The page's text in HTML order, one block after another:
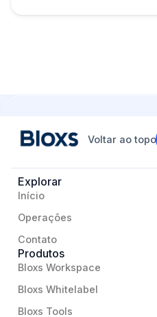
Voltar ao topo
Explorar
Início
Operações
Contato
Produtos
Bloxs Workspace
Bloxs Whitelabel
Bloxs Tools